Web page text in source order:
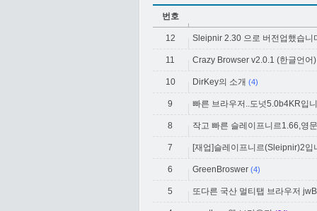
번호
12 Sleipnir 2.30 으로 버전업했습니
11 Crazy Browser v2.0.1 (한글언어)
10 DirKey의 소개 (4)
9 빠른 브라우저..도넛5.0b4KR입
8 작고 빠른 슬레이프니르1.66,영
7 [재업]슬레이프니르(Sleipnir)2입
6 GreenBroswer (4)
5 또다른 국산 멀티탭 브라우저